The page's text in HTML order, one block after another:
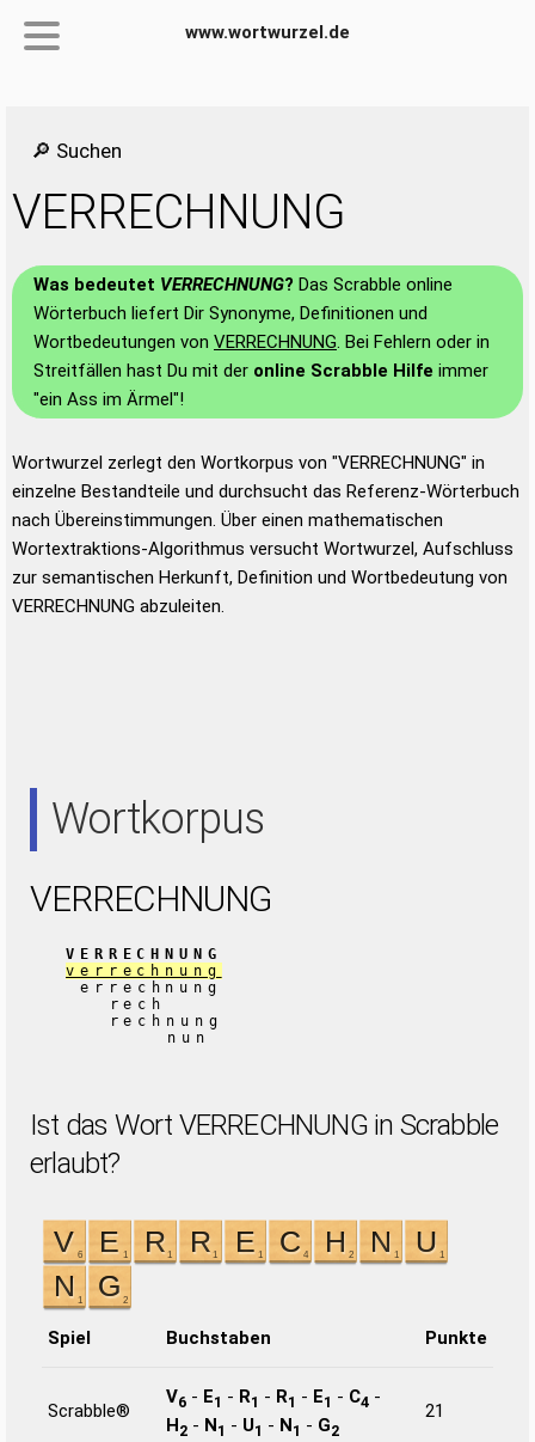
www.wortwurzel.de
🔎 Suchen
VERRECHNUNG
Was bedeutet VERRECHNUNG? Das Scrabble online
Wörterbuch liefert Dir Synonyme, Definitionen und
Wortbedeutungen von VERRECHNUNG. Bei Fehlern oder in
Streitfällen hast Du mit der online Scrabble Hilfe immer
"ein Ass im Ärmel"!
Wortwurzel zerlegt den Wortkorpus von "VERRECHNUNG" in
einzelne Bestandteile und durchsucht das Referenz-Wörterbuch
nach Übereinstimmungen. Über einen mathematischen
Wortextraktions-Algorithmus versucht Wortwurzel, Aufschluss
zur semantischen Herkunft, Definition und Wortbedeutung von
VERRECHNUNG abzuleiten.
Wortkorpus
VERRECHNUNG
VERRECHNUNG
verrechnung
errechnung
rech
rechnung
nun
Ist das Wort VERRECHNUNG in Scrabble
erlaubt?
Spiel Buchstaben Punkte
Scrabble®
V6 - E1 - R1 - R1 - E1 - C4 -
H2 - N1 - U1 - N1 - G2
21